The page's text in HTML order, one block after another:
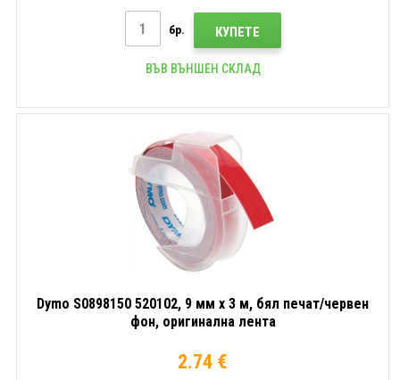
бр. КУПЕТЕ
ВЪВ ВЪНШЕН СКЛАД
Dymo S0898150 520102, 9 мм x 3 м, бял печат/червен
фон, оригинална лента
2.74 €